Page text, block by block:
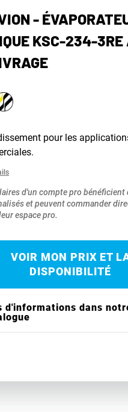
-
KSC-234-3RE
pour les
d'un compte pro bénéficient
et peuvent commander
espace pro.
VOIR MON PRIX ET
DISPONIBILITÉ
d'informations dans